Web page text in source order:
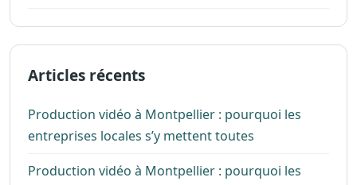
Articles récents
Production vidéo à Montpellier : pourquoi les
entreprises locales s’y mettent toutes
Production vidéo à Montpellier : pourquoi les